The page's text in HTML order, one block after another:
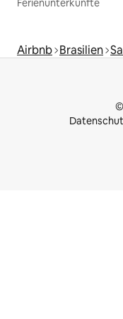
Airbnb Brasilien
©